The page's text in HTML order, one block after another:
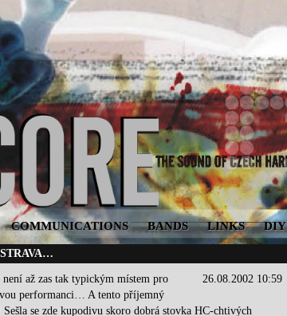
COMMUNICATIONS BANDS LINKS DIY
26.08.2002 10:59
až zas tak typickým místem pro
performanci… A tento příjemný
se zde kupodivu skoro dobrá stovka HC-chtivých